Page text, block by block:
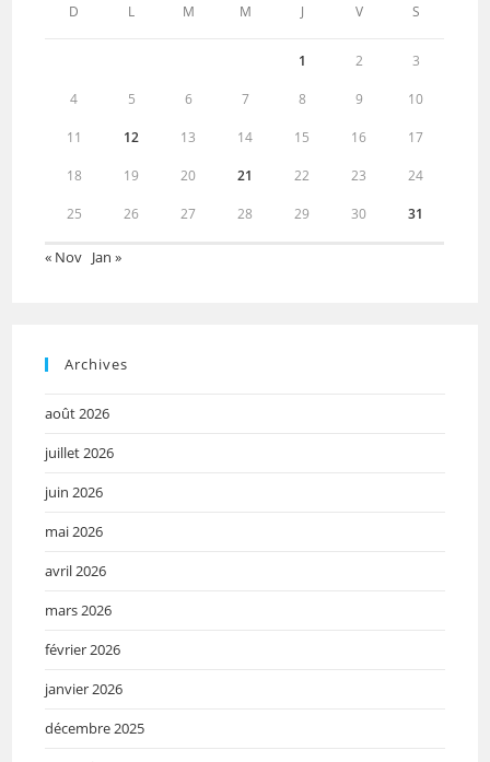
D L M M J V S
1 2 3
4 5 6 7 8 9 10
11 12 13 14 15 16 17
18 19 20 21 22 23 24
25 26 27 28 29 30 31
« Nov Jan »
Archives
août 2026
juillet 2026
juin 2026
mai 2026
avril 2026
mars 2026
février 2026
janvier 2026
décembre 2025